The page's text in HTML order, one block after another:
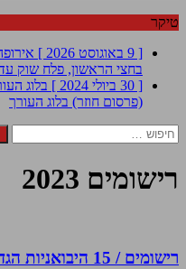
טיקר
[ 9 באוגוסט 2026 ]
בחצי הראשון, פלח שוק
[ 30 ביולי 2024 ]
בלוג
(פרסום חוזר) בלוג העורך
חיפוש:
רישומים 2023
רישומים / 15 היבואניות הגדולות ביבוא העקיף 01-12/2023